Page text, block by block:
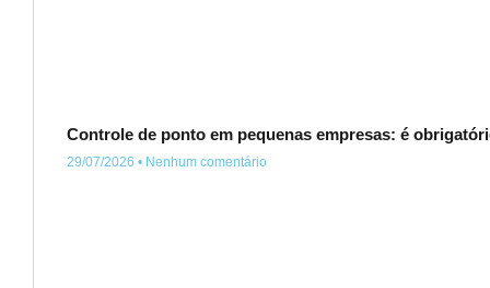
Controle de ponto em pequenas empresas: é
29/07/2026 Nenhum comentário